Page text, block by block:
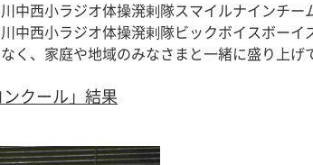
中西小ラジオ体操溌剌隊スマイルナインチー
中西小ラジオ体操溌剌隊ビックボイスボーイ
、家庭や地域のみなさまと一緒に盛り上げ
クール」結果